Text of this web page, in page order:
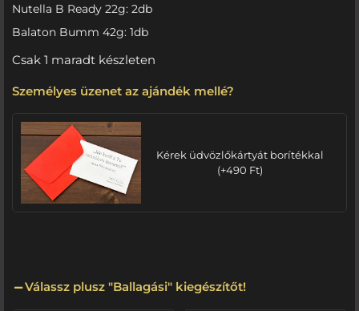
Nutella B Ready 22g: 2db
Balaton Bumm 42g: 1db
Csak 1 maradt készleten
Személyes üzenet az ajándék mellé?
Kérek üdvözlőkártyát borítékkal
(+490 Ft)
Válassz plusz "Ballagási" kiegészítőt!